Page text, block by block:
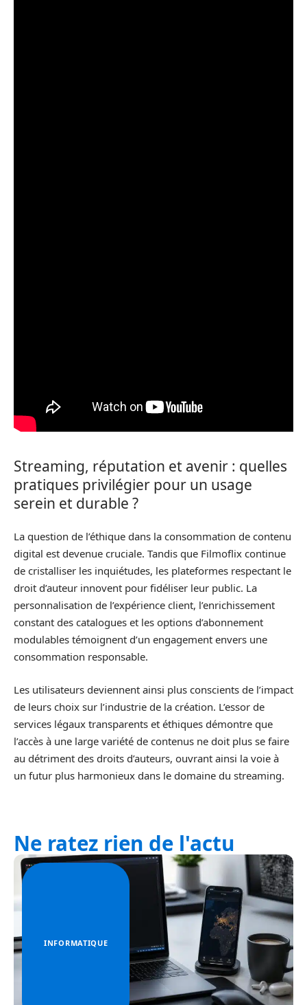
Streaming, réputation et avenir : quelles
pratiques privilégier pour un usage
serein et durable ?
La question de l’éthique dans la consommation de contenu
digital est devenue cruciale. Tandis que Filmoflix continue
de cristalliser les inquiétudes, les plateformes respectant le
droit d’auteur innovent pour fidéliser leur public. La
personnalisation de l’expérience client, l’enrichissement
constant des catalogues et les options d’abonnement
modulables témoignent d’un engagement envers une
consommation responsable.
Les utilisateurs deviennent ainsi plus conscients de l’impact
de leurs choix sur l’industrie de la création. L’essor de
services légaux transparents et éthiques démontre que
l’accès à une large variété de contenus ne doit plus se faire
au détriment des droits d’auteurs, ouvrant ainsi la voie à
un futur plus harmonieux dans le domaine du streaming.
Ne ratez rien de l'actu
INFORMATIQUE